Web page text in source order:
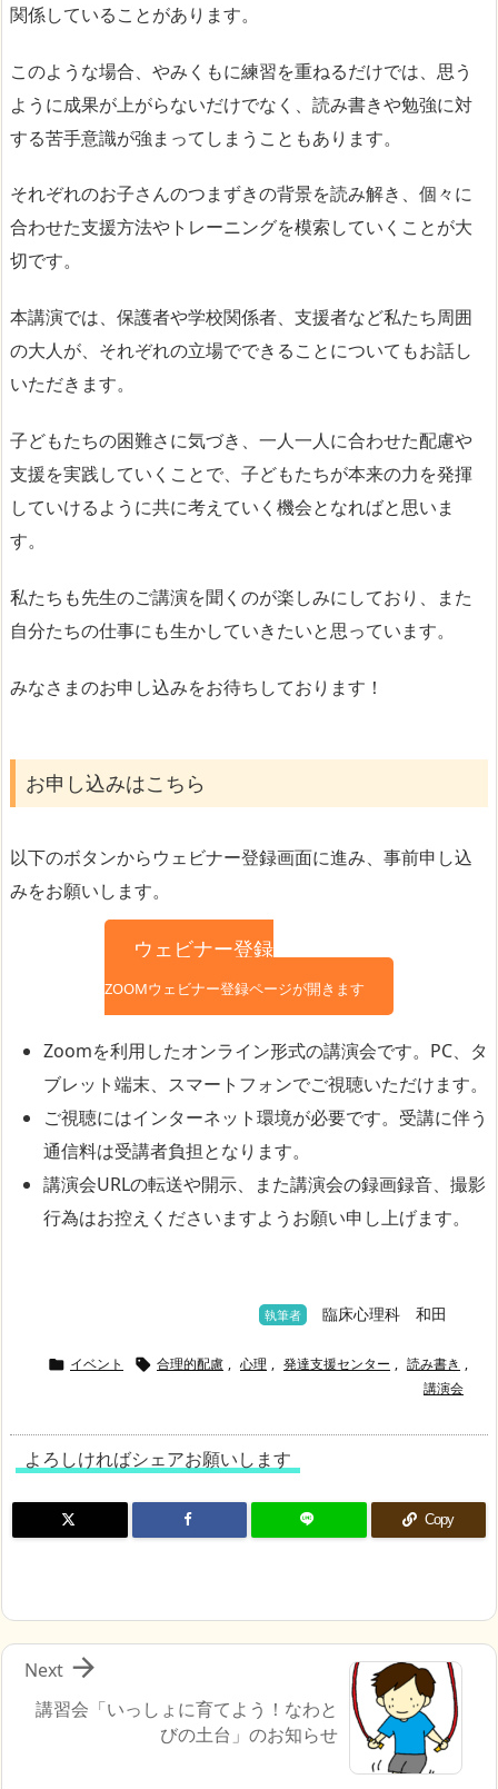
関係していることがあります。
このような場合、やみくもに練習を重ねるだけでは、思う
ように成果が上がらないだけでなく、読み書きや勉強に対
する苦手意識が強まってしまうこともあります。
それぞれのお子さんのつまずきの背景を読み解き、個々に
合わせた支援方法やトレーニングを模索していくことが大
切です。
本講演では、保護者や学校関係者、支援者など私たち周囲
の大人が、それぞれの立場でできることについてもお話し
いただきます。
子どもたちの困難さに気づき、一人一人に合わせた配慮や
支援を実践していくことで、子どもたちが本来の力を発揮
していけるように共に考えていく機会となればと思いま
す。
私たちも先生のご講演を聞くのが楽しみにしており、また
自分たちの仕事にも生かしていきたいと思っています。
みなさまのお申し込みをお待ちしております！
お申し込みはこちら
以下のボタンからウェビナー登録画面に進み、事前申し込
みをお願いします。
ウェビナー登録
ZOOMウェビナー登録ページが開きます
Zoomを利用したオンライン形式の講演会です。PC、タ
ブレット端末、スマートフォンでご視聴いただけます。
ご視聴にはインターネット環境が必要です。受講に伴う
通信料は受講者負担となります。
講演会URLの転送や開示、また講演会の録画録音、撮影
行為はお控えくださいますようお願い申し上げます。
執筆者 臨床心理科 和田
 イベント  合理的配慮 , 心理 , 発達支援センター , 読み書き ,
講演会
よろしければシェアお願いします
Copy
講習会「いっしょに育てよう！なわと
びの土台」のお知らせ

Next